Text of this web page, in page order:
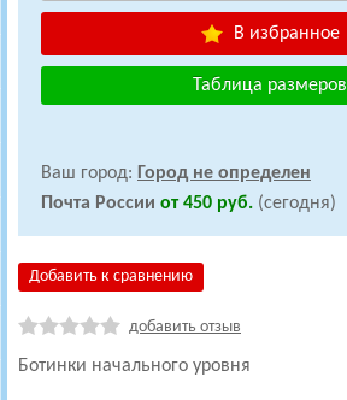
В избранное
Таблица размеров
Ваш город: Город не определен
Почта России от 450 руб. (сегодня)
Добавить к сравнению
добавить отзыв
Ботинки начального уровня